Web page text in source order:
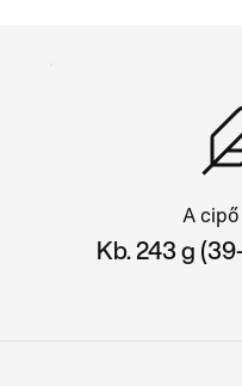
A
Kb. 243 g